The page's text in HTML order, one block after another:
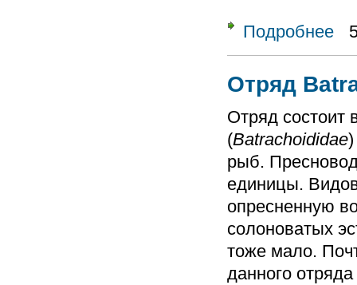
Подробнее о
Отряд
Отряд состоит
(Batrachoididae
рыб.
единицы.
опресненную
солоноватых
тоже мало.
данного